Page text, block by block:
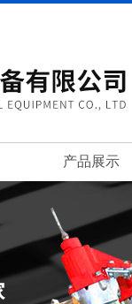
产品展示